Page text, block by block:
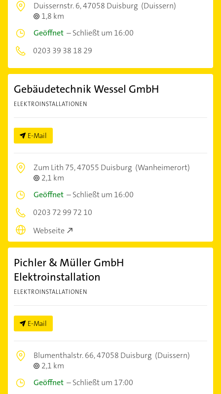
Duissernstr. 6,47058 Duisburg (Duissern)
1,8 km
Geöffnet –Schließt um 16:00
0203 39 38 18 29
Gebäudetechnik Wessel GmbH
ELEKTROINSTALLATIONEN
E-Mail
Zum Lith 75,47055 Duisburg (Wanheimerort)
2,1 km
Geöffnet –Schließt um 16:00
0203 72 99 72 10
Webseite
Pichler & Müller GmbH
Elektroinstallation
ELEKTROINSTALLATIONEN
E-Mail
Blumenthalstr. 66,47058 Duisburg (Duissern)
2,1 km
Geöffnet –Schließt um 17:00